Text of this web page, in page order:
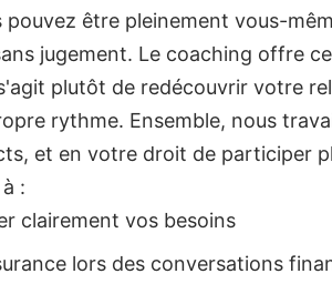
être pleinement vous-
jugement. Le coaching offre
plutôt de redécouvrir votre
rythme. Ensemble, nous
et en votre droit de participer
:
clairement vos besoins
lors des conversations